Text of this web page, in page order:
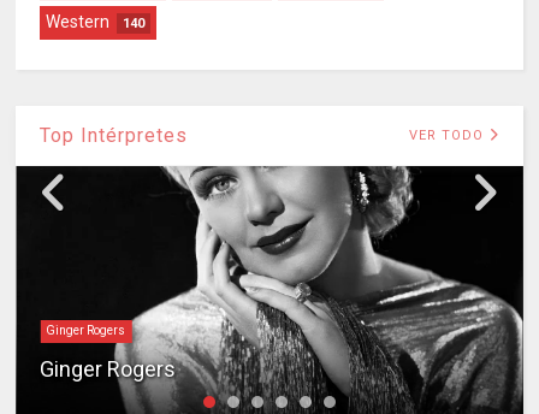
Western 140
Top Intérpretes VER TODO
Ginger Rogers
Ginger Rogers